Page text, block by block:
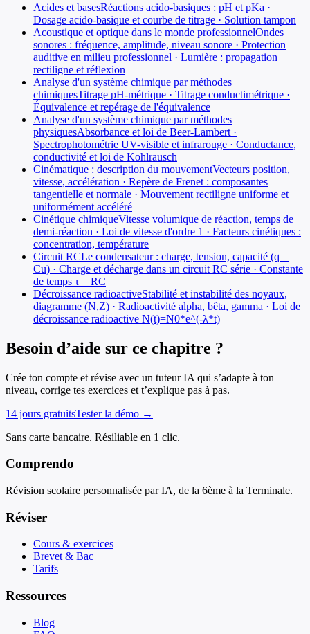
Acides et basesRéactions acido-basiques : pH et pKa ·
Dosage acido-basique et courbe de titrage · Solution tampon
Acoustique et optique dans le monde professionnelOndes
sonores : fréquence, amplitude, niveau sonore · Protection
auditive en milieu professionnel · Lumière : propagation
rectiligne et réflexion
Analyse d'un système chimique par méthodes
chimiquesTitrage pH-métrique · Titrage conductimétrique ·
Équivalence et repérage de l'équivalence
Analyse d'un système chimique par méthodes
physiquesAbsorbance et loi de Beer-Lambert ·
Spectrophotométrie UV-visible et infrarouge · Conductance,
conductivité et loi de Kohlrausch
Cinématique : description du mouvementVecteurs position,
vitesse, accélération · Repère de Frenet : composantes
tangentielle et normale · Mouvement rectiligne uniforme et
uniformément accéléré
Cinétique chimiqueVitesse volumique de réaction, temps de
demi-réaction · Loi de vitesse d'ordre 1 · Facteurs cinétiques :
concentration, température
Circuit RCLe condensateur : charge, tension, capacité (q =
Cu) · Charge et décharge dans un circuit RC série · Constante
de temps τ = RC
Décroissance radioactiveStabilité et instabilité des noyaux,
diagramme (N,Z) · Radioactivité alpha, bêta, gamma · Loi de
décroissance radioactive N(t)=N0*e^(-λ*t)
Besoin d’aide sur ce chapitre ?
Crée ton compte et révise avec un tuteur IA qui s’adapte à ton
niveau, corrige tes exercices et t’explique pas à pas.
14 jours gratuitsTester la démo →
Sans carte bancaire. Résiliable en 1 clic.
Comprendo
Révision scolaire personnalisée par IA, de la 6ème à la Terminale.
Réviser
Cours & exercices
Brevet & Bac
Tarifs
Ressources
Blog